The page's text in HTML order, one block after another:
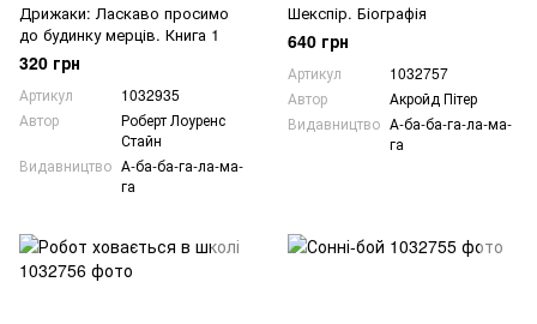
Дрижаки: Ласкаво просимо
до будинку мерців. Книга 1
320 грн
Артикул
1032935
Автор
Роберт Лоуренс
Стайн
Видавництво А-ба-ба-га-ла-ма-
га
Шекспір. Біографія
640 грн
Артикул
1032757
Автор
Акройд Пітер
Видавництво А-ба-ба-га-ла-ма-
га